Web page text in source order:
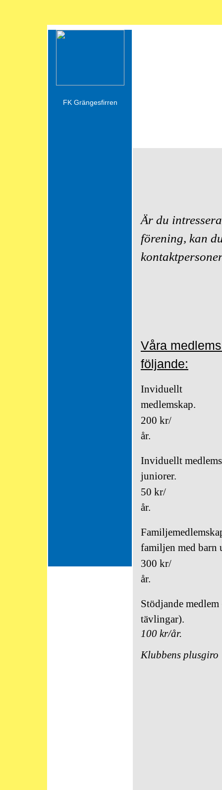
FK Grängesfirren
Är du
förening, kan
Våra
följande:
Inviduellt
medlemskap.
200 kr/
år.
Inviduellt
juniorer.
50 kr/
år.
familjen med barn
300 kr/
år.
Stödjande
tävlingar).
100 kr/år.
Klubbens